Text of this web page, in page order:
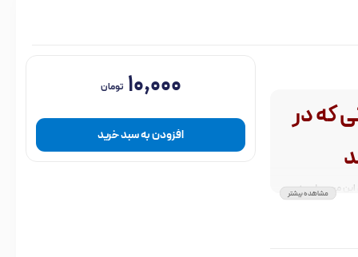
که در
این محصول ، به
مشاهده بیشتر
۱۰,۰۰۰ تومان
افزودن به سبد خرید